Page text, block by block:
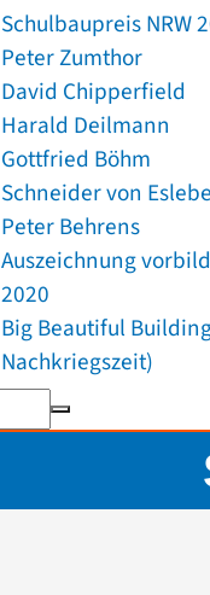
Schulbaupreis NRW
Peter Zumthor
David Chipperfield
Harald Deilmann
Gottfried Böhm
Schneider von
Peter Behrens
Auszeichnung
2020
Big Beautiful
Nachkriegszeit)